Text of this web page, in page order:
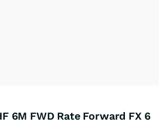
6M FWD Rate Forward FX 6